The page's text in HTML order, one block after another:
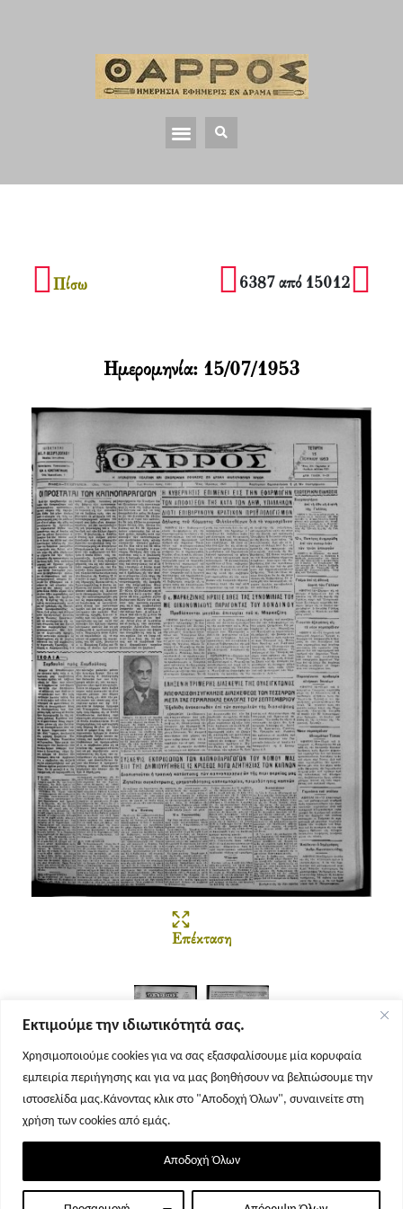
Εκτιμούμε την ιδιωτικότητά σας.
Χρησιμοποιούμε cookies για να σας εξασφαλίσουμε μία κορυφαία
εμπειρία περιήγησης και για να μας βοηθήσουν να βελτιώσουμε την
ιστοσελίδα μας.Κάνοντας κλικ στο "Αποδοχή Όλων", συναινείτε στη
χρήση των cookies από εμάς.
Αποδοχή Όλων
Πίσω 6387 από 15012
Επέκταση
Σελίδα 1 Σελίδα 2
Ημερομηνία: 15/07/1953